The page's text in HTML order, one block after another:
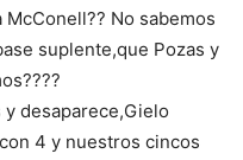
No sabemos
suplente,que Pozas y
desaparece,Gielo
4 y nuestros cincos